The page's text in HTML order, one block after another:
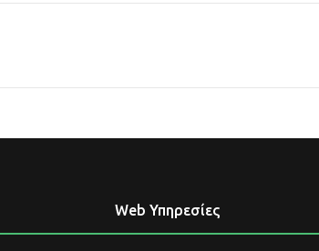
Web Υπηρεσίες